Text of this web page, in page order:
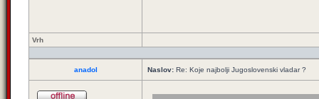
Vrh
anadol Naslov: Re: Koje najbolji Jugoslovenski vladar ?